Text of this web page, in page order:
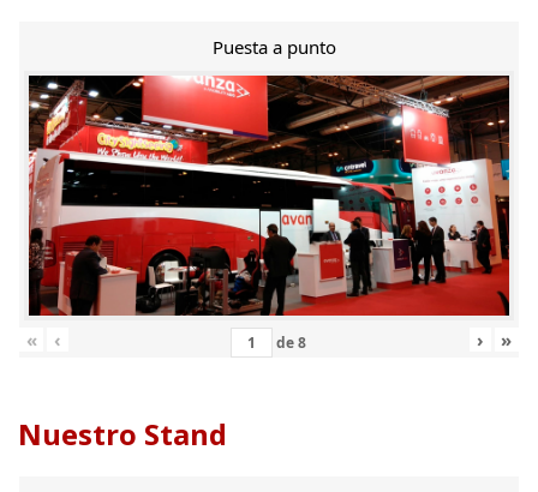
Puesta a punto
« ‹ de8 › »
Nuestro Stand